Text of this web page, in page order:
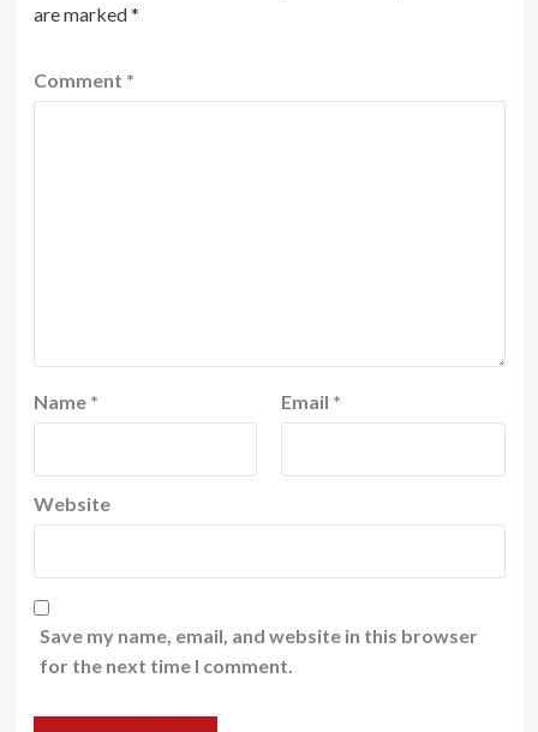
are marked*
Comment *
Name * Email *
Website
Save my name, email, and website in this browser
for the next time I comment.